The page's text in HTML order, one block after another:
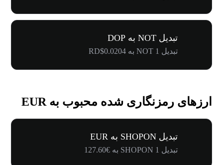
تبدیل NOT به DOP
تبدیل 1 NOT به RD$0.0204
ارزهای رمزنگاری شده محبوب به EUR
تبدیل SHOPON به EUR
تبدیل 1 SHOPON به €127.60